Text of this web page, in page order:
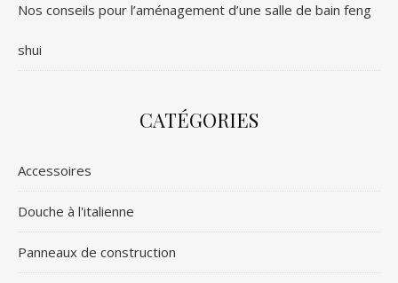
Nos conseils pour l’aménagement d’une salle de bain feng
shui
CATÉGORIES
Accessoires
Douche à l'italienne
Panneaux de construction